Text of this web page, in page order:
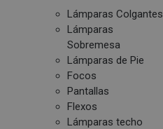
Lámparas Colgantes
Lámparas
Sobremesa
Lámparas de Pie
Focos
Pantallas
Flexos
Lámparas techo